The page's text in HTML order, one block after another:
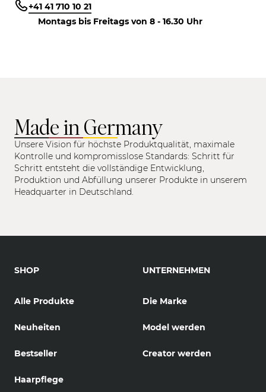
+41 41 710 10 21
Montags bis Freitags von 8 - 16.30 Uhr
Made in Germany
Unsere Vision für höchste Produktqualität, maximale
Kontrolle und kompromisslose Standards: Schritt für
Schritt entsteht die vollständige Entwicklung,
Produktion und Abfüllung unserer Produkte in unserem
Headquarter in Deutschland.
SHOP
Alle Produkte
Neuheiten
Bestseller
Haarpflege
UNTERNEHMEN
Die Marke
Model werden
Creator werden